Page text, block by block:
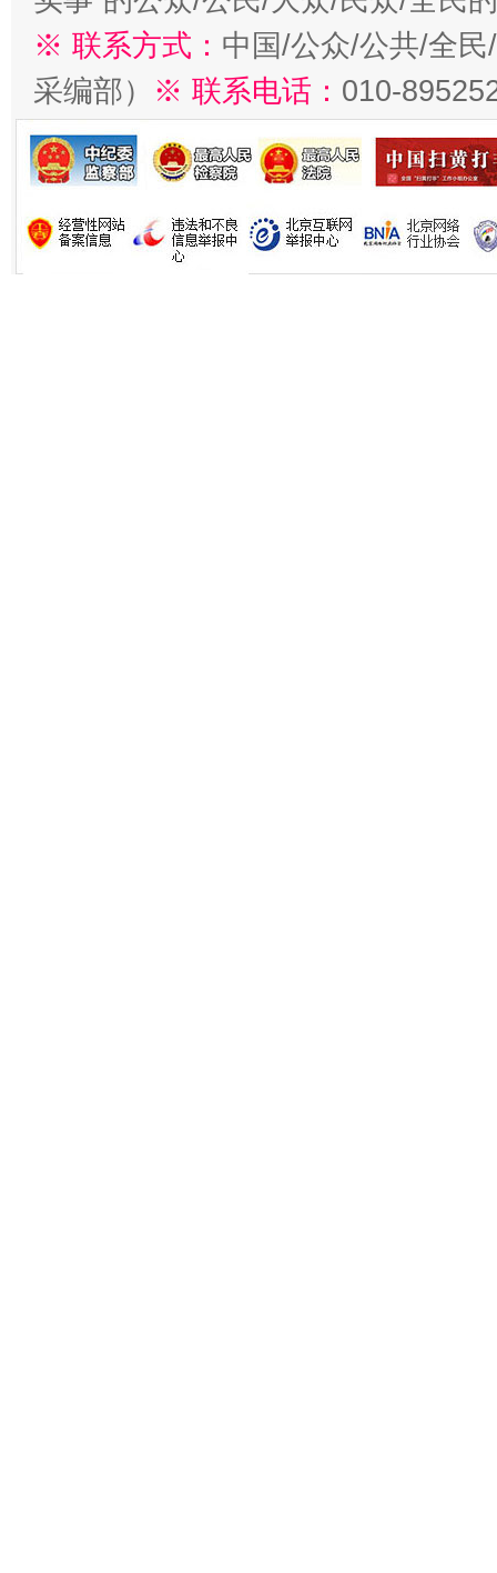
※ 联系方式： 中国/公众/公共/全
采编部） ※ 联系电话： 010-